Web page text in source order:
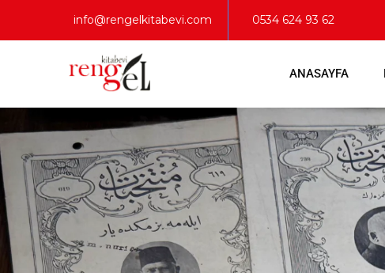
info@rengelkitabevi.com 0534 624 93 62
ANASAYFA